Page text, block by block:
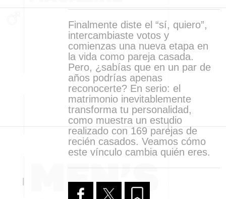
Finalmente diste el “sí, quiero”,
intercambiaste votos y
comienzas una nueva etapa en
la vida como pareja casada.
Pero, ¿sabías que en un par de
años podrías apenas
reconocerte? En serio: el
matrimonio inevitablemente
transforma tu personalidad,
como muestra un estudio
realizado con 169 parejas de
recién casados. Veamos cómo
este vínculo cambia quién eres.